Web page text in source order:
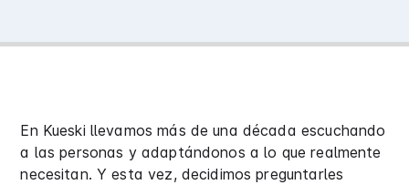
En Kueski llevamos más de una década escuchando
a las personas y adaptándonos a lo que realmente
necesitan. Y esta vez, decidimos preguntarles